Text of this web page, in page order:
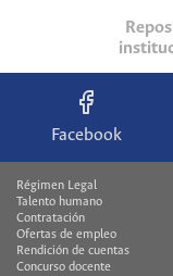
Facebook
Régimen Legal
Talento humano
Contratación
Ofertas de empleo
Rendición de cuentas
Concurso docente